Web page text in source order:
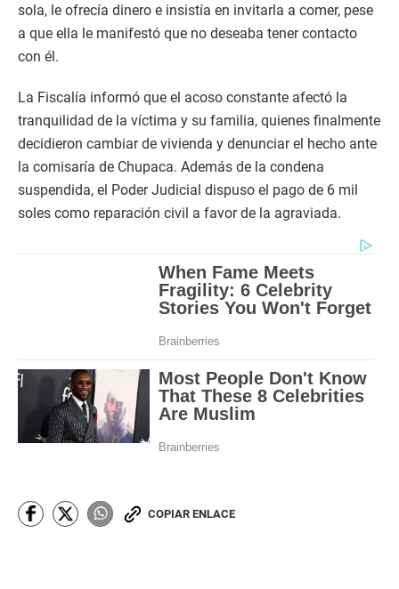
sola, le ofrecía dinero e insistía en invitarla a comer, pese
a que ella le manifestó que no deseaba tener contacto
con él.
La Fiscalía informó que el acoso constante afectó la
tranquilidad de la víctima y su familia, quienes finalmente
decidieron cambiar de vivienda y denunciar el hecho ante
la comisaría de Chupaca. Además de la condena
suspendida, el Poder Judicial dispuso el pago de 6 mil
soles como reparación civil a favor de la agraviada.
COPIAR ENLACE